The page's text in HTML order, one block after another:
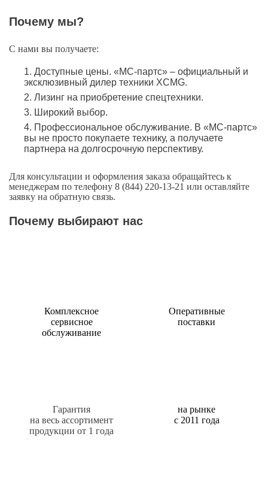
Почему мы?
С нами вы получаете:
Доступные цены. «МС-партс» – официальный и
эксклюзивный дилер техники XCMG.
Лизинг на приобретение спецтехники.
Широкий выбор.
Профессиональное обслуживание. В «МС-партс»
вы не просто покупаете технику, а получаете
партнера на долгосрочную перспективу.
Для консультации и оформления заказа обращайтесь к
менеджерам по телефону 8 (844) 220-13-21 или оставляйте
заявку на обратную связь.
Почему выбирают нас
Комплексное
сервисное
обслуживание
Оперативные
поставки
Гарантия
на весь ассортимент
продукции от 1 года
на рынке
с 2011 года